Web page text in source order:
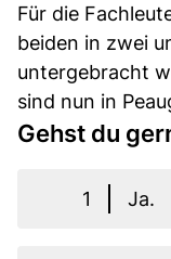
Für die
beiden in zwei
untergebracht
sind nun in
Gehst du
1 Ja.